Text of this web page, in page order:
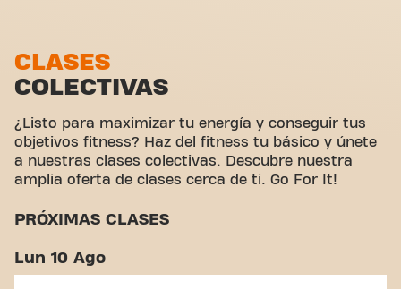
Zona de estiramiento
Ciclismo virtual
Hacer un tour
CLASES
COLECTIVAS
¿Listo para maximizar tu energía y conseguir tus
objetivos fitness? Haz del fitness tu básico y únete
a nuestras clases colectivas. Descubre nuestra
amplia oferta de clases cerca de ti. Go For It!
PRÓXIMAS CLASES
Lun 10 Ago